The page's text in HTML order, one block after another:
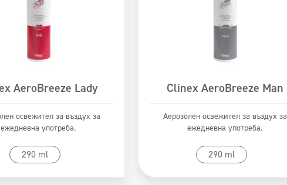
AeroBreeze Lady
освежител за въздух за
ежедневна употреба.
290 ml
продукта
Clinex AeroBreeze Man
Аерозолен освежител за въздух за
ежедневна употреба.
290 ml
Към продукта